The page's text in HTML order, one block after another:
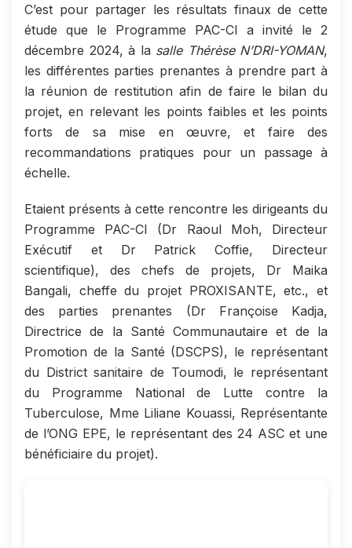
C’est pour partager les résultats finaux de cette
étude que le Programme PAC-CI a invité le 2
décembre 2024, à la salle Thérèse N’DRI-YOMAN,
les différentes parties prenantes à prendre part à
la réunion de restitution afin de faire le bilan du
projet, en relevant les points faibles et les points
forts de sa mise en œuvre, et faire des
recommandations pratiques pour un passage à
échelle.
Etaient présents à cette rencontre les dirigeants du
Programme PAC-CI (Dr Raoul Moh, Directeur
Exécutif et Dr Patrick Coffie, Directeur
scientifique), des chefs de projets, Dr Maika
Bangali, cheffe du projet PROXISANTE, etc., et
des parties prenantes (Dr Françoise Kadja,
Directrice de la Santé Communautaire et de la
Promotion de la Santé (DSCPS), le représentant
du District sanitaire de Toumodi, le représentant
du Programme National de Lutte contre la
Tuberculose, Mme Liliane Kouassi, Représentante
de l’ONG EPE, le représentant des 24 ASC et une
bénéficiaire du projet).